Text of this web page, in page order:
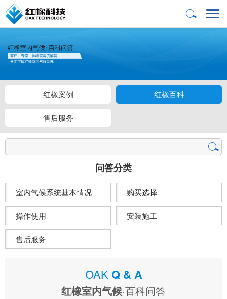
红橡案例 红橡百科
售后服务
问答分类
室内气候系统基本情况 购买选择
操作使用 安装施工
售后服务
OAK Q & A
红橡室内气候·百科问答